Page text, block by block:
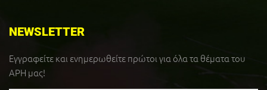
NEWSLETTER
Εγγραφείτε και ενημερωθείτε πρώτοι για όλα τα θέματα του
ΑΡΗ μας!